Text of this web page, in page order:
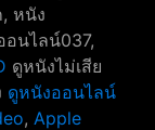
หนัง
อนไลน์037,
ดูหนังไม่เสีย
ดูหนังออนไลน์
, Apple